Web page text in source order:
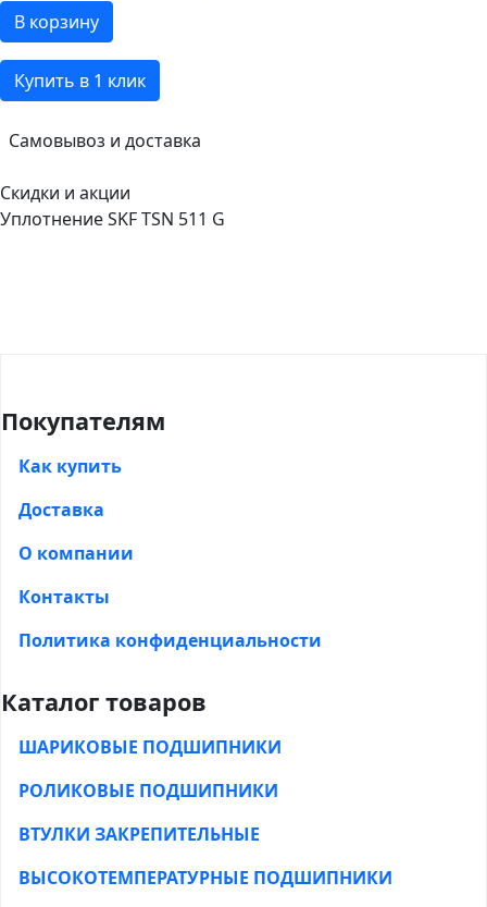
В корзину
Купить в 1 клик
Самовывоз и доставка
Скидки и акции
Уплотнение SKF TSN 511 G
Покупателям
Как купить
Доставка
О компании
Контакты
Политика конфиденциальности
Каталог товаров
ШАРИКОВЫЕ ПОДШИПНИКИ
РОЛИКОВЫЕ ПОДШИПНИКИ
ВТУЛКИ ЗАКРЕПИТЕЛЬНЫЕ
ВЫСОКОТЕМПЕРАТУРНЫЕ ПОДШИПНИКИ